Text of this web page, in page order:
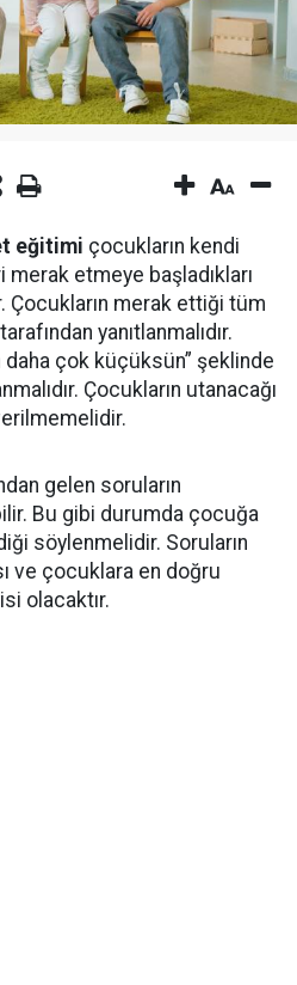
eğitimi çocukların kendi
etmeye başladıkları
merak ettiği tüm
yanıtlanmalıdır.
daha çok küçüksün” şeklinde
Çocukların utanacağı
gelen soruların
Bu gibi durumda çocuğa
söylenmelidir. Soruların
ve çocuklara en doğru
olacaktır.